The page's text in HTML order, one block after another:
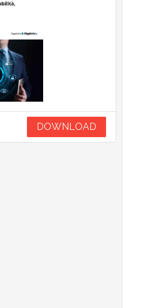
DOWNLOAD